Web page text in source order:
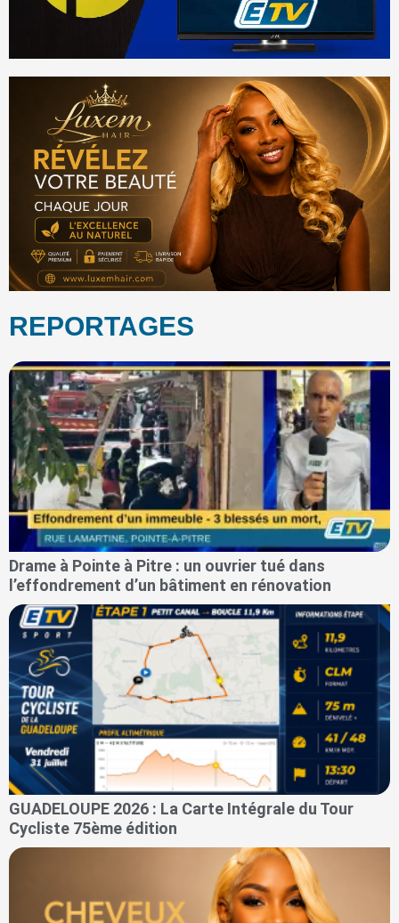
REPORTAGES
Drame à Pointe à Pitre : un ouvrier tué dans
l’effondrement d’un bâtiment en rénovation
GUADELOUPE 2026 : La Carte Intégrale du Tour
Cycliste 75ème édition